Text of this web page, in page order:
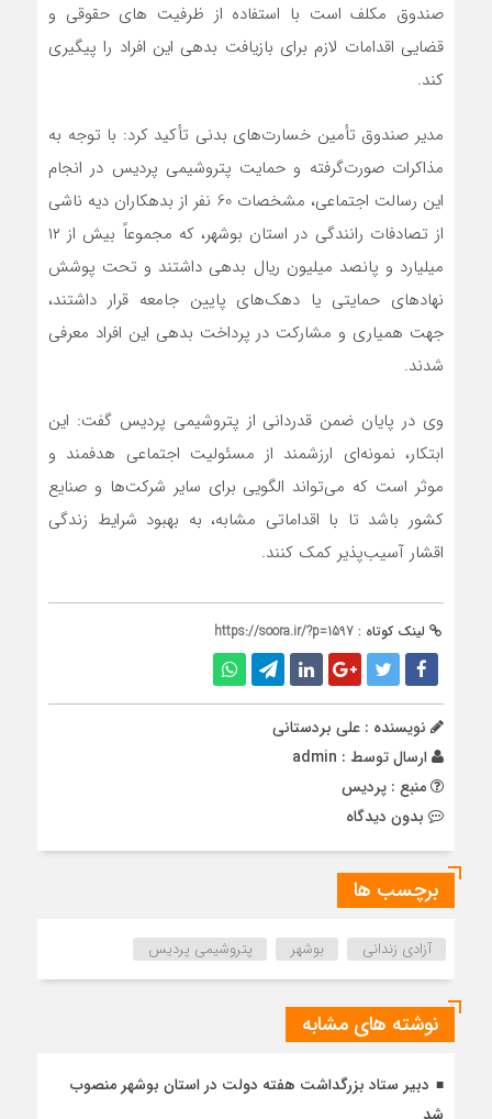
صندوق مکلف است با استفاده از ظرفیت های حقوقی و
قضایی اقدامات لازم برای بازیافت بدهی این افراد را پیگیری
کند.
مدیر صندوق تأمین خسارت‌های بدنی تأکید کرد: با توجه به
مذاکرات صورت‌گرفته و حمایت پتروشیمی پردیس در انجام
این رسالت اجتماعی، مشخصات 60 نفر از بدهکاران دیه ناشی
از تصادفات رانندگی در استان بوشهر، که مجموعاً بیش از ۱۲
میلیارد و پانصد میلیون ریال بدهی داشتند و تحت پوشش
نهادهای حمایتی یا دهک‌های پایین جامعه قرار داشتند،
جهت همیاری و مشارکت در پرداخت بدهی این افراد معرفی
شدند.
وی در پایان ضمن قدردانی از پتروشیمی پردیس گفت: این
ابتکار، نمونه‌ای ارزشمند از مسئولیت اجتماعی هدفمند و
موثر است که می‌تواند الگویی برای سایر شرکت‌ها و صنایع
کشور باشد تا با اقداماتی مشابه، به بهبود شرایط زندگی
اقشار آسیب‌پذیر کمک کنند.
لینک کوتاه : https://soora.ir/?p=1597
نویسنده : علی بردستانی
ارسال توسط : admin
منبع : پردیس
بدون دیدگاه
برچسب ها
آزادی زندانی بوشهر پتروشیمی پردیس
نوشته های مشابه
دبیر ستاد بزرگداشت هفته دولت در استان بوشهر منصوب